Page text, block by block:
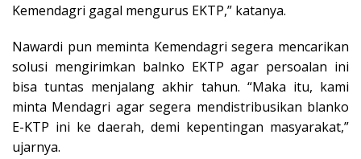
Kemendagri gagal mengurus EKTP,” katanya.
Nawardi pun meminta Kemendagri segera mencarikan
solusi mengirimkan balnko EKTP agar persoalan ini
bisa tuntas menjalang akhir tahun. “Maka itu, kami
minta Mendagri agar segera mendistribusikan blanko
E-KTP ini ke daerah, demi kepentingan masyarakat,”
ujarnya.